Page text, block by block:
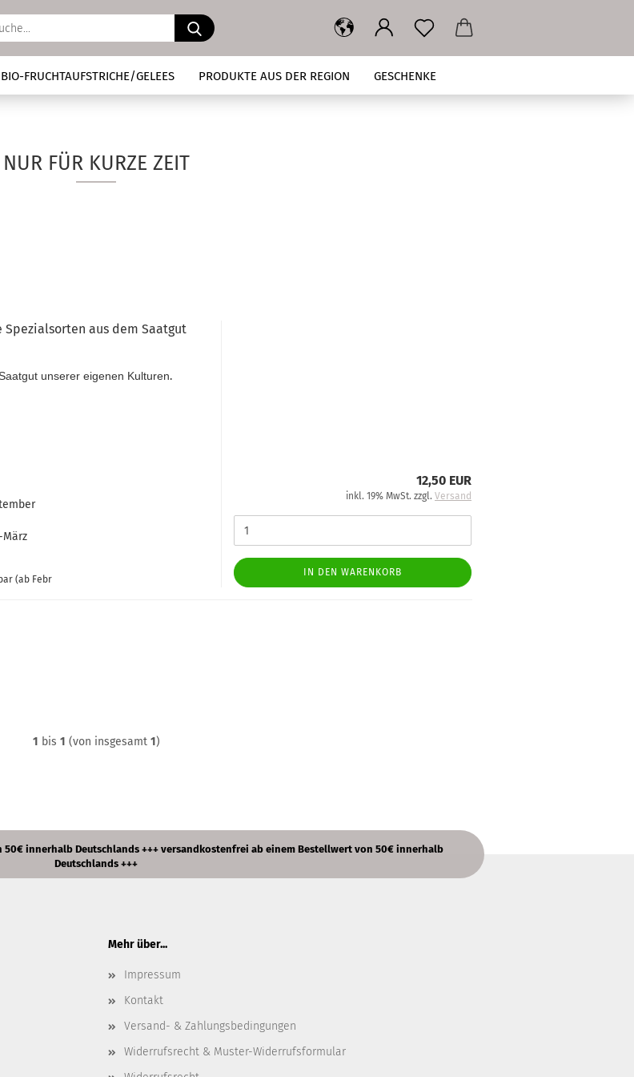
Suche...
BIO-FRUCHTAUFSTRICHE/GELEES PRODUKTE AUS DER REGION GESCHENKE
NUR FÜR KURZE ZEIT
aus dem Saatgut
unserer eigenen Kulturen.
(ab Febr
12,50 EUR
inkl. 19% MwSt. zzgl. Versand
IN DEN WARENKORB
1 bis 1 (von insgesamt 1)
innerhalb Deutschlands +++ versandkostenfrei ab einem Bestellwert von 50€ innerhalb
Deutschlands +++
Mehr über...
Impressum
Kontakt
Versand- & Zahlungsbedingungen
Widerrufsrecht & Muster-Widerrufsformular